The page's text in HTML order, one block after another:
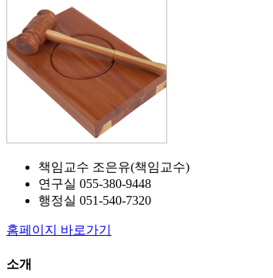
책임교수 조은유(책임교수)
연구실 055-380-9448
행정실 051-540-7320
홈페이지 바로가기
소개